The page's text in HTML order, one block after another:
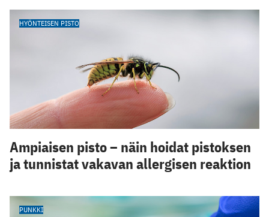
HYÖNTEISEN PISTO
Ampiaisen pisto – näin hoidat pistoksen
ja tunnistat vakavan allergisen reaktion
PUNKKI